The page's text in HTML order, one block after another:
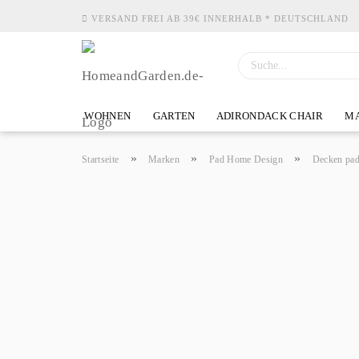
VERSAND FREI AB 39€ INNERHALB * DEUTSCHLAND
WOHNEN GARTEN ADIRONDACK CHAIR
Startseite » Marken » Pad Home Design » Decken